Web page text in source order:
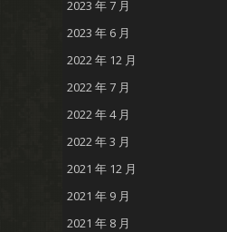
2023 年 7 月
2023 年 6 月
2022 年 12 月
2022 年 7 月
2022 年 4 月
2022 年 3 月
2021 年 12 月
2021 年 9 月
2021 年 8 月